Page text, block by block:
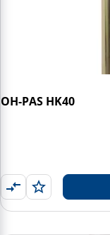
OH-PAS HK40